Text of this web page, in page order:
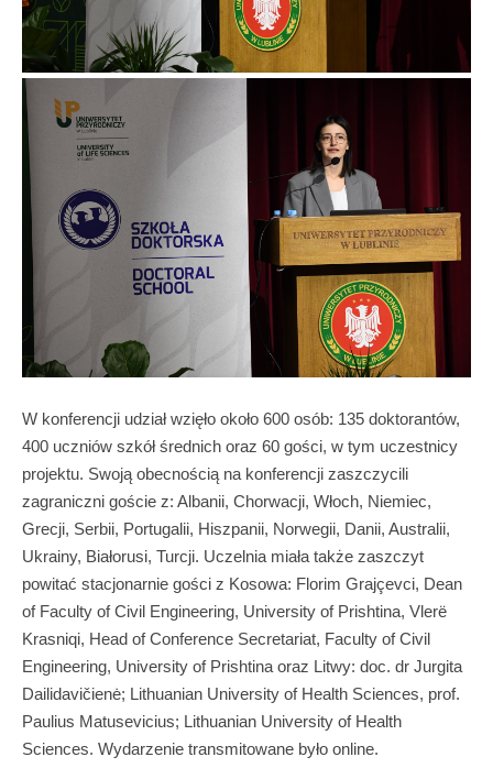
W konferencji udział wzięło około 600 osób: 135 doktorantów,
400 uczniów szkół średnich oraz 60 gości, w tym uczestnicy
projektu. Swoją obecnością na konferencji zaszczycili
zagraniczni goście z: Albanii, Chorwacji, Włoch, Niemiec,
Grecji, Serbii, Portugalii, Hiszpanii, Norwegii, Danii, Australii,
Ukrainy, Białorusi, Turcji. Uczelnia miała także zaszczyt
powitać stacjonarnie gości z Kosowa: Florim Grajçevci, Dean
of Faculty of Civil Engineering, University of Prishtina, Vlerë
Krasniqi, Head of Conference Secretariat, Faculty of Civil
Engineering, University of Prishtina oraz Litwy: doc. dr Jurgita
Dailidavičienė; Lithuanian University of Health Sciences, prof.
Paulius Matusevicius; Lithuanian University of Health
Sciences. Wydarzenie transmitowane było online.